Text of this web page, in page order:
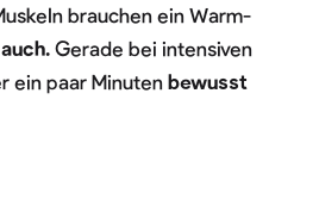
brauchen ein Warm-
Gerade bei intensiven
ein paar Minuten bewusst